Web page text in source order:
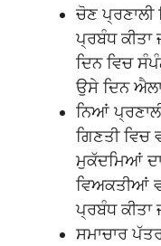
ਚੋਣ ਪ੍ਰਣਾਲੀ
ਪ੍ਰਬੰਧ ਕੀਤਾ
ਦਿਨ ਵਿਚ
ਉਸੇ ਦਿਨ
ਨਿਆਂ
ਗਿਣਤੀ ਵਿਚ
ਮੁਕੱਦਮਿਆਂ ਦਾ
ਵਿਅਕਤੀਆਂ
ਪ੍ਰਬੰਧ ਕੀਤਾ
ਸਮਾਚਾਰ